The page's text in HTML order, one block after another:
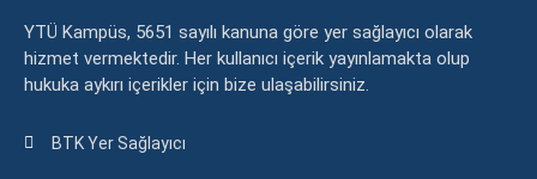
YTÜ Kampüs, 5651 sayılı kanuna göre yer sağlayıcı olarak
hizmet vermektedir. Her kullanıcı içerik yayınlamakta olup
hukuka aykırı içerikler için bize ulaşabilirsiniz.
BTK Yer Sağlayıcı